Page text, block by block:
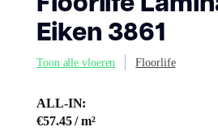
Eiken 3861
Toon alle vloeren Floorlife
ALL-IN:
€57.45 / m²